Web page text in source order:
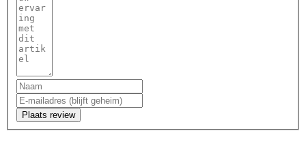
Plaats review